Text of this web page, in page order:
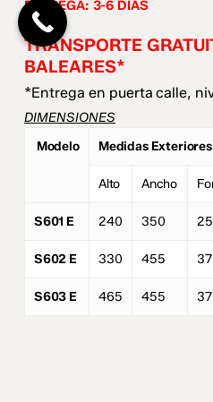
ENTREGA: 3-6 DÍAS
TRANSPORTE
BALEARES*
*Entrega en puerta calle,
DIMENSIONES
Modelo Medidas Exteriores
Alto Ancho
S601 E 240 350
S602 E 330 455
S603 E 465 455